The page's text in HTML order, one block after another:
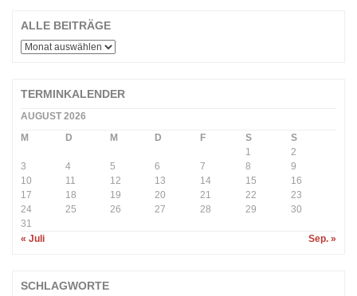
ALLE BEITRÄGE
ALLE
TERMINKALENDER
AUGUST 2026
M
D M D F S
S
1
2
3
4 5 6 7 8
9
10
11 12 13 14 15
16
17
18 19 20 21 22
23
24
25 26 27 28 29
30
31
« Juli
Sep. »
SCHLAGWORTE